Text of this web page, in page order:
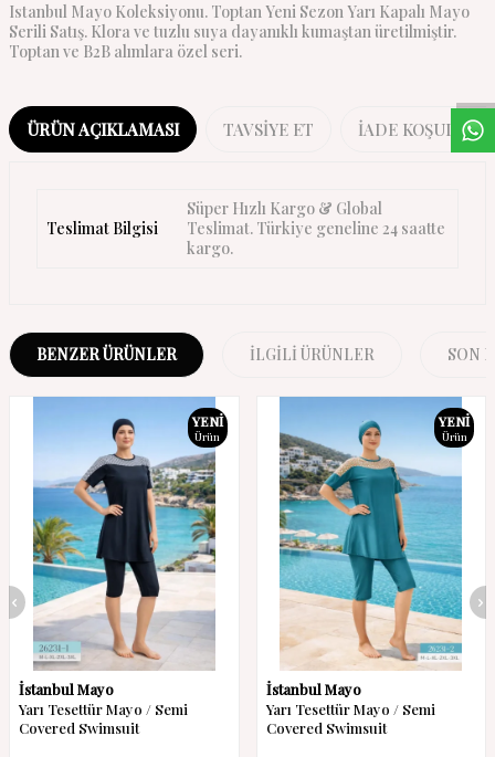
Istanbul Mayo Koleksiyonu. Toptan Yeni Sezon Yarı Kapalı Mayo
Serili Satış. Klora ve tuzlu suya dayanıklı kumaştan üretilmiştir.
Toptan ve B2B alımlara özel seri.
ÜRÜN AÇIKLAMASI TAVSIYE ET İADE KOŞULLARI
Teslimat Bilgisi
Süper Hızlı Kargo & Global
Teslimat. Türkiye geneline 24 saatte
kargo.
BENZER ÜRÜNLER İLGILI ÜRÜNLER SON
YENI
Ürün
İstanbul Mayo
Yarı Tesettür Mayo / Semi
Covered Swimsuit
YENI
Ürün
İstanbul Mayo
Yarı Tesettür Mayo / Semi
Covered Swimsuit